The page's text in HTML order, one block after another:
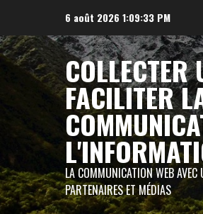
contenu
6 août 2026 1:09:34 PM
COLLECTER
FACILITER
LA COMMUNICATION WEB AVEC
PARTENAIRES ET MÉDIAS